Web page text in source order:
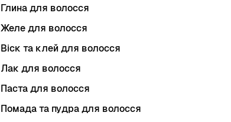
Глина для волосся
Желе для волосся
Віск та клей для волосся
Лак для волосся
Паста для волосся
Помада та пудра для волосся